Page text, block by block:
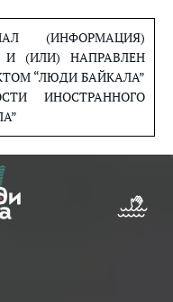
(ИНФОРМАЦИЯ)
И (ИЛИ) НАПРАВЛЕН
“ЛЮДИ БАЙКАЛА”
ИНОСТРАННОГО